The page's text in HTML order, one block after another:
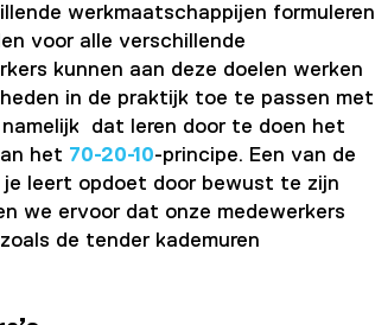
werkmaatschappijen formuleren
voor alle verschillende
kunnen aan deze doelen werken
in de praktijk toe te passen met
namelijk dat leren door te doen het
het 70-20-10-principe. Een van de
leert opdoet door bewust te zijn
we ervoor dat onze medewerkers
de tender kademuren